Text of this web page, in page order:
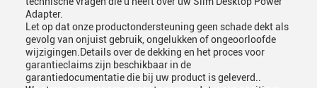
Adapter.
Let op dat onze productondersteuning geen schade dekt als
gevolg van onjuist gebruik, ongelukken of ongeoorloofde
wijzigingen.Details over de dekking en het proces voor
garantieclaims zijn beschikbaar in de
garantiedocumentatie die bij uw product is geleverd..